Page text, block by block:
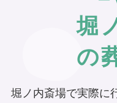
その信条のも
涯を送られた
後のひととき
れました。
堀
の
堀ノ内斎場で実際に